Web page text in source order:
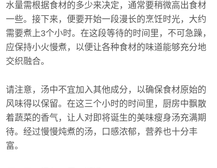
水量需根据食材的多少来决定，通常要稍微高出食材
一些。接下来，便要开始一段漫长的烹饪时光，大约
需要煮上3个小时。在这段等待的时间里，不可急躁，
应保持小火慢煮，以便让各种食材的味道能够充分地
交织融合。
请注意，汤中不宜加入其他成分，以确保食材原始的
风味得以保留。在这三个小时的时间里，厨房中飘散
着蔬菜的香气，让人对即将诞生的美味瘦身汤充满期
待。经过慢慢炖煮的汤，口感浓郁，营养也十分丰
富。